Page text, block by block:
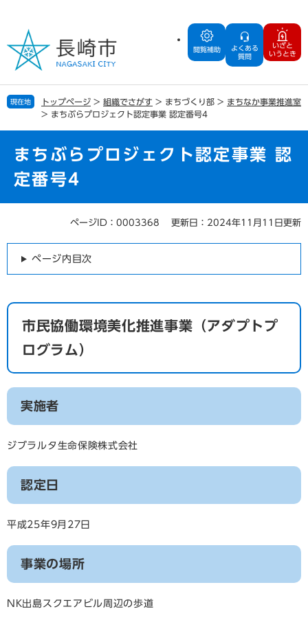
の
で
す
ー
ば
し
閲覧補助
よくある
質問
いざと
いうとき
現在地 トップページ > 組織でさがす > まちづくり部 > まちなか事業推進室
> まちぶらプロジェクト認定事業 認定番号4
まちぶらプロジェクト認定事業 認
定番号4
ページID：0003368 更新日：2024年11月11日更新
ページ内目次
市民協働環境美化推進事業（アダプトプ
ログラム）
実施者
ジブラルタ生命保険株式会社
認定日
平成25年9月27日
事業の場所
NK出島スクエアビル周辺の歩道